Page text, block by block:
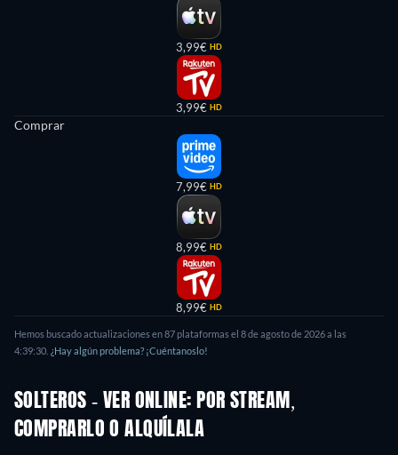
3,99€ HD
3,99€ HD
Comprar
7,99€ HD
8,99€ HD
8,99€ HD
Hemos buscado actualizaciones en 87 plataformas el 8 de agosto de 2026 a las
4:39:30. ¿Hay algún problema? ¡Cuéntanoslo!
SOLTEROS - VER ONLINE: POR STREAM,
COMPRARLO O ALQUÍLALA